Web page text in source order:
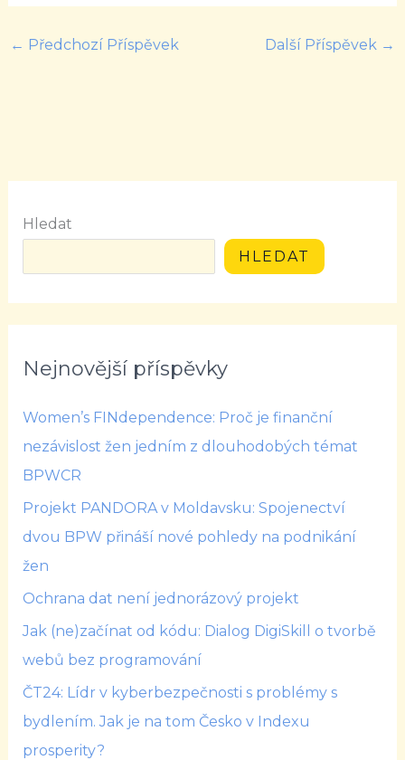
← Předchozí Příspěvek Další Příspěvek →
Hledat
HLEDAT
Nejnovější příspěvky
Women’s FINdependence: Proč je finanční
nezávislost žen jedním z dlouhodobých témat
BPWCR
Projekt PANDORA v Moldavsku: Spojenectví
dvou BPW přináší nové pohledy na podnikání
žen
Ochrana dat není jednorázový projekt
Jak (ne)začínat od kódu: Dialog DigiSkill o tvorbě
webů bez programování
ČT24: Lídr v kyberbezpečnosti s problémy s
bydlením. Jak je na tom Česko v Indexu
prosperity?